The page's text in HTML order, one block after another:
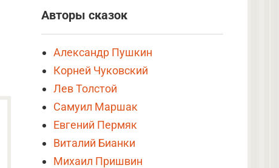
Авторы сказок
Александр Пушкин
Корней Чуковский
Лев Толстой
Самуил Маршак
Евгений Пермяк
Виталий Бианки
Михаил Пришвин